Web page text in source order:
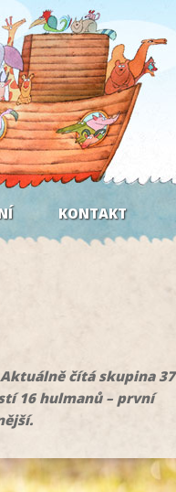
KONTAKT
čítá skupina 37
16 hulmanů – první